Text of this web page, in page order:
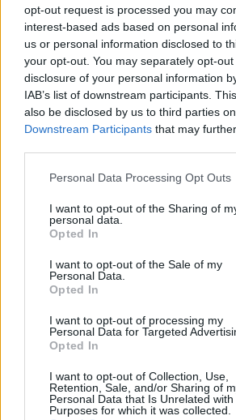
opt-out request is processed you may
interest-based ads based on personal
us or personal information disclosed to
your opt-out. You may separately opt-
disclosure of your personal information
IAB’s list of downstream participants.
also be disclosed by us to third parties
Downstream Participants that may
Personal Data Processing Opt Outs
I want to opt-out of the Sharing of
personal data.
Opted In
I want to opt-out of the Sale of my
Personal Data.
Opted In
I want to opt-out of processing my
Personal Data for Targeted
Opted In
I want to opt-out of Collection, Use,
Retention, Sale, and/or Sharing of
Personal Data that Is Unrelated
Purposes for which it was collected.
di difesa ci sarà Doig, visto
per noie fisiche che lo hanno
martedì scorso contro la Juve.
Le probabili formazioni di
Sassuolo
Hermoso; Celik, Pisilli, Koné,
Dybala, Soulé; Ferguson. All.
Idzes, Muharemovic, Doig;
Koné; Fadera, Pinamonti,
Grosso
Roma-Sassuolo: dove
Roma-Sassuolo sarà visibile in